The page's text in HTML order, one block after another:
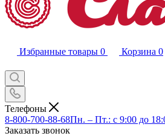
Избранные товары 0 Корзина 0
Телефоны
8-800-700-88-68Пн. – Пт.: с 9:00 до
Заказать звонок